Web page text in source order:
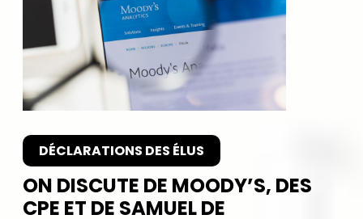
DÉCLARATIONS DES ÉLUS
ON DISCUTE DE MOODY’S, DES
CPE ET DE SAMUEL DE